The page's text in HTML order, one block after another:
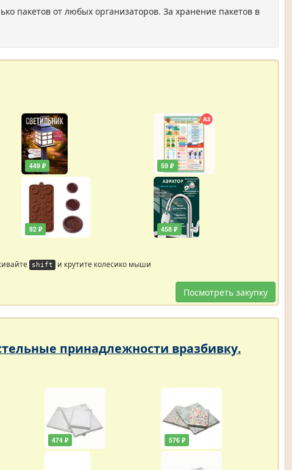
пакетов от любых организаторов. За хранение пакетов в
449 ₽
92 ₽
59 ₽
458 ₽
shift и крутите колесико мыши
Посмотреть закупку
принадлежности вразбивку.
474 ₽ 576 ₽